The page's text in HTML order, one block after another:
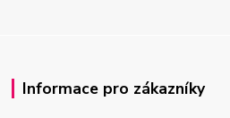
Informace pro zákazníky